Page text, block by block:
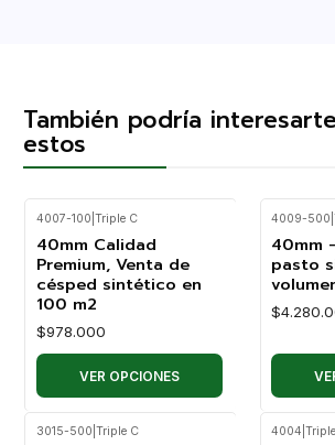
También podría
estos
4007-100 Triple C
40mm Calidad
Premium, Venta de
césped sintético en
100 m2
$978.000
VER OPCIONES
4009-500
40mm
pasto
3015-500 Triple C 4004